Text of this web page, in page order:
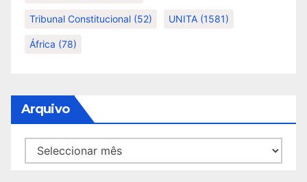
Tribunal Constitucional (52) UNITA (1581)
África (78)
Arquivo
Arquivo